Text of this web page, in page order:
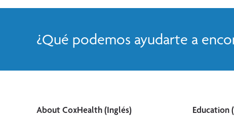
¿Qué podemos ayudarte a
About CoxHealth (Inglés)
Education